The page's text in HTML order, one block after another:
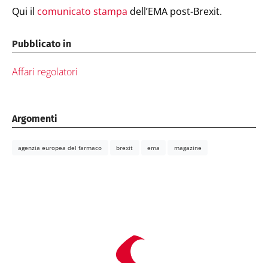
Qui il comunicato stampa dell’EMA post-Brexit.
Pubblicato in
Affari regolatori
Argomenti
agenzia europea del farmaco brexit ema magazine